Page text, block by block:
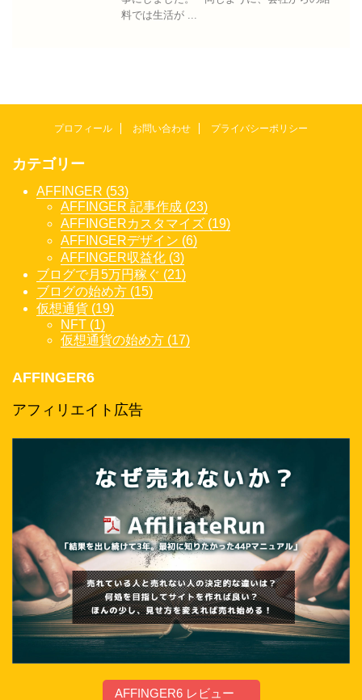
料では生活が ...
プロフィール お問い合わせ プライバシーポリシー
カテゴリー
AFFINGER (53)
AFFINGER 記事作成 (23)
AFFINGERカスタマイズ (19)
AFFINGERデザイン (6)
AFFINGER収益化 (3)
ブログで月5万円稼ぐ (21)
ブログの始め方 (15)
仮想通貨 (19)
NFT (1)
仮想通貨の始め方 (17)
AFFINGER6
アフィリエイト広告
AFFINGER6 レビュー